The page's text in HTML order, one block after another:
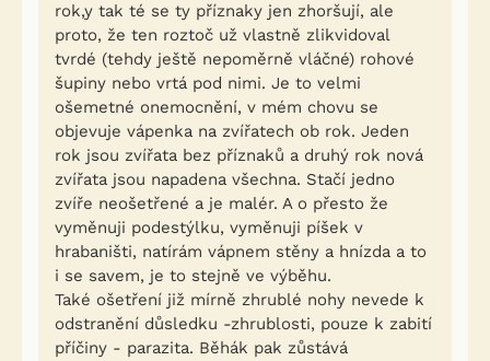
rok,y tak té se ty příznaky jen zhoršují, ale
proto, že ten roztoč už vlastně zlikvidoval
tvrdé (tehdy ještě nepoměrně vláčné) rohové
šupiny nebo vrtá pod nimi. Je to velmi
ošemetné onemocnění, v mém chovu se
objevuje vápenka na zvířatech ob rok. Jeden
rok jsou zvířata bez příznaků a druhý rok nová
zvířata jsou napadena všechna. Stačí jedno
zvíře neošetřené a je malér. A o přesto že
vyměnuji podestýlku, vyměnuji píšek v
hrabaništi, natírám vápnem stěny a hnízda a to
i se savem, je to stejně ve výběhu.
Také ošetření již mírně zhrublé nohy nevede k
odstranění důsledku -zhrublosti, pouze k zabití
příčiny - parazita. Běhák pak zůstává